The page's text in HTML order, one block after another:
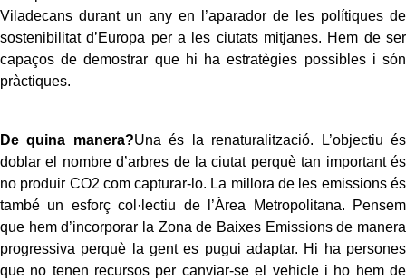
Viladecans durant un any en l’aparador de les polítiques de
sostenibilitat d’Europa per a les ciutats mitjanes. Hem de ser
capaços de demostrar que hi ha estratègies possibles i són
pràctiques.
De quina manera?Una és la renaturalització. L’objectiu és
doblar el nombre d’arbres de la ciutat perquè tan important és
no produir CO2 com capturar-lo. La millora de les emissions és
també un esforç col·lectiu de l’Àrea Metropolitana. Pensem
que hem d’incorporar la Zona de Baixes Emissions de manera
progressiva perquè la gent es pugui adaptar. Hi ha persones
que no tenen recursos per canviar-se el vehicle i ho hem de